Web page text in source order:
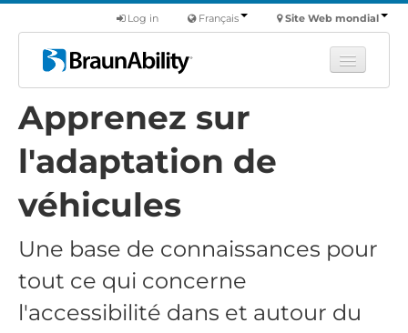
Site Web mondial
Français
Log in
Apprendre
Produits
Véhicules utilitaires
Nous
Trouver un revendeur
Apprenez sur
l'adaptation de
véhicules
Une base de connaissances pour
tout ce qui concerne
l'accessibilité dans et autour du